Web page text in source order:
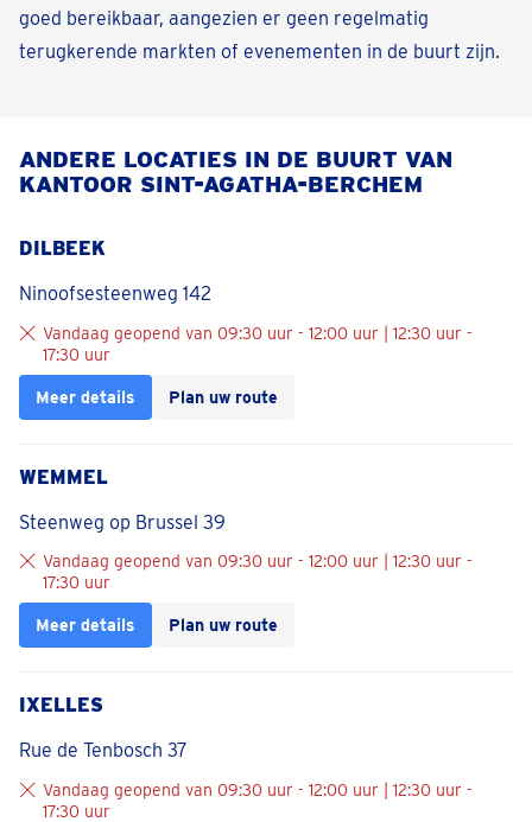
goed bereikbaar, aangezien er geen regelmatig
terugkerende markten of evenementen in de buurt zijn.
ANDERE LOCATIES IN DE BUURT VAN
KANTOOR SINT-AGATHA-BERCHEM
DILBEEK
Ninoofsesteenweg 142
Vandaag geopend van 09:30 uur - 12:00 uur | 12:30 uur -
17:30 uur
Meer details Plan uw route
WEMMEL
Steenweg op Brussel 39
Vandaag geopend van 09:30 uur - 12:00 uur | 12:30 uur -
17:30 uur
Meer details Plan uw route
IXELLES
Rue de Tenbosch 37
Vandaag geopend van 09:30 uur - 12:00 uur | 12:30 uur -
17:30 uur